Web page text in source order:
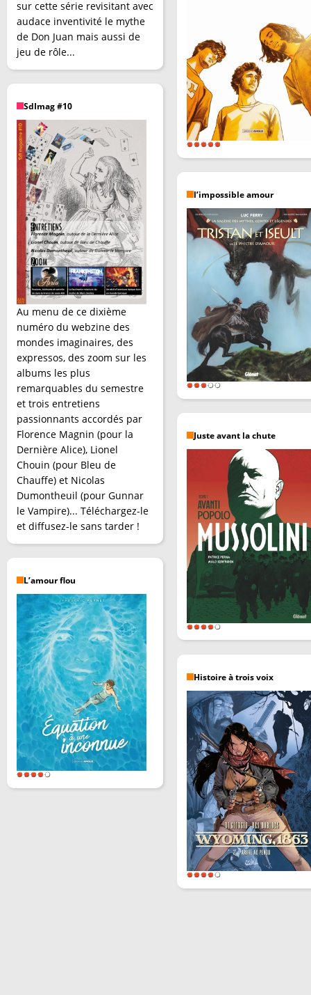
sur cette série revisitant avec
audace inventivité le mythe
de Don Juan mais aussi de
jeu de rôle...
SdImag #10
Au menu de ce dixième
numéro du webzine des
mondes imaginaires, des
expressos, des zoom sur les
albums les plus
remarquables du semestre
et trois entretiens
passionnants accordés par
Florence Magnin (pour la
Dernière Alice), Lionel
Chouin (pour Bleu de
Chauffe) et Nicolas
Dumontheuil (pour Gunnar
le Vampire)... Téléchargez-le
et diffusez-le sans tarder !
L’amour flou
l’impossible amour
Juste avant la chute
Histoire à trois voix